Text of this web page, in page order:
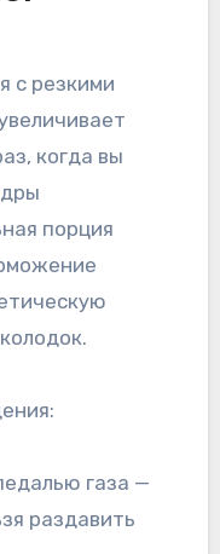
с резкими
когда вы
порция
раздавить